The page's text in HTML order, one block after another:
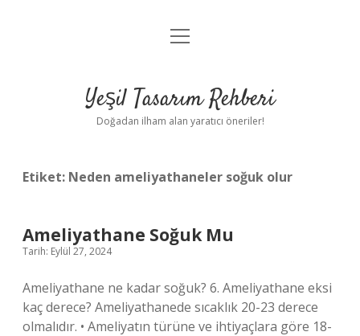
Anasayfa
Yasal Uyarı
menüyü
Yeşil Tasarım Rehberi
Doğadan ilham alan yaratıcı öneriler!
Etiket: Neden ameliyathaneler soğuk olur
Ameliyathane Soğuk Mu
Tarih: Eylül 27, 2024
Ameliyathane ne kadar soğuk? 6. Ameliyathane eksi
kaç derece? Ameliyathanede sıcaklık 20-23 derece
olmalıdır. • Ameliyatın türüne ve ihtiyaçlara göre 18-